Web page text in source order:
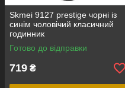
Skmei 9127 prestige чорні із
синім чоловічий класичний
годинник
Готово до відправки
719 ₴